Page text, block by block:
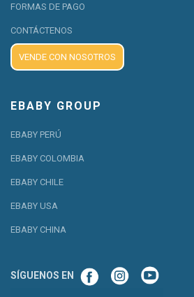
FORMAS DE PAGO
CONTÁCTENOS
VENDE CON NOSOTROS
EBABY GROUP
EBABY PERÚ
EBABY COLOMBIA
EBABY CHILE
EBABY USA
EBABY CHINA
SÍGUENOS EN